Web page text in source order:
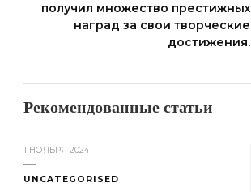
получил множество престижных
наград за свои творческие
достижения.
Рекомендованные статьи
1 НОЯБРЯ 2024
UNCATEGORISED